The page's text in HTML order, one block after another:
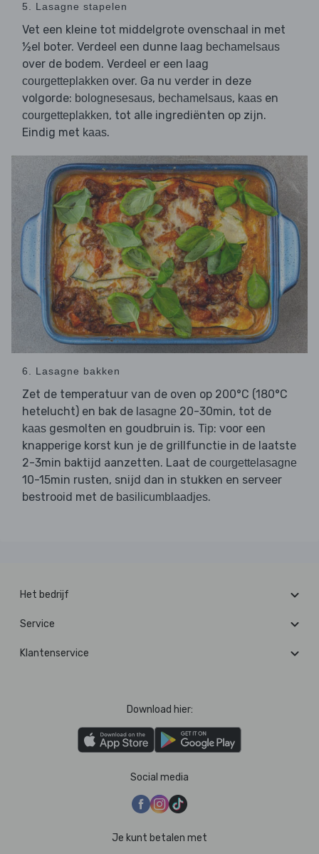
5. Lasagne stapelen
Vet een kleine tot middelgrote ovenschaal in met
½el boter. Verdeel een dunne laag bechamelsaus
over de bodem. Verdeel er een laag
courgetteplakken over. Ga nu verder in deze
volgorde: bolognesesaus, bechamelsaus, kaas en
courgetteplakken, tot alle ingrediënten op zijn.
Eindig met kaas.
6. Lasagne bakken
Zet de temperatuur van de oven op 200°C (180°C
hetelucht) en bak de lasagne 20-30min, tot de
kaas gesmolten en goudbruin is. Tip: voor een
knapperige korst kun je de grillfunctie in de laatste
2-3min baktijd aanzetten. Laat de courgettelasagne
10-15min rusten, snijd dan in stukken en serveer
bestrooid met de basilicumblaadjes.
Het bedrijf
Service
Klantenservice
Download hier:
Social media
Je kunt betalen met